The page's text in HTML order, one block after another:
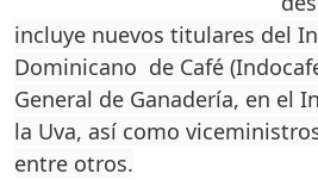
incluye nuevos titulares del
Dominicano de Café
General de Ganadería, en el
la Uva, así como
entre otros.